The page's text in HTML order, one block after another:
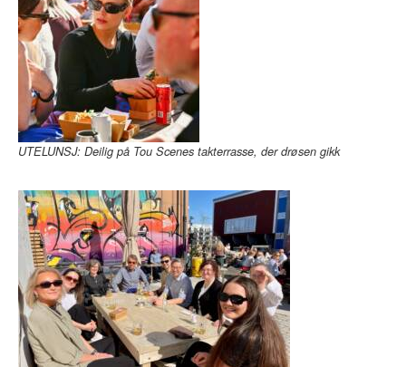
UTELUNSJ: Deilig på Tou Scenes takterrasse, der drøsen gikk